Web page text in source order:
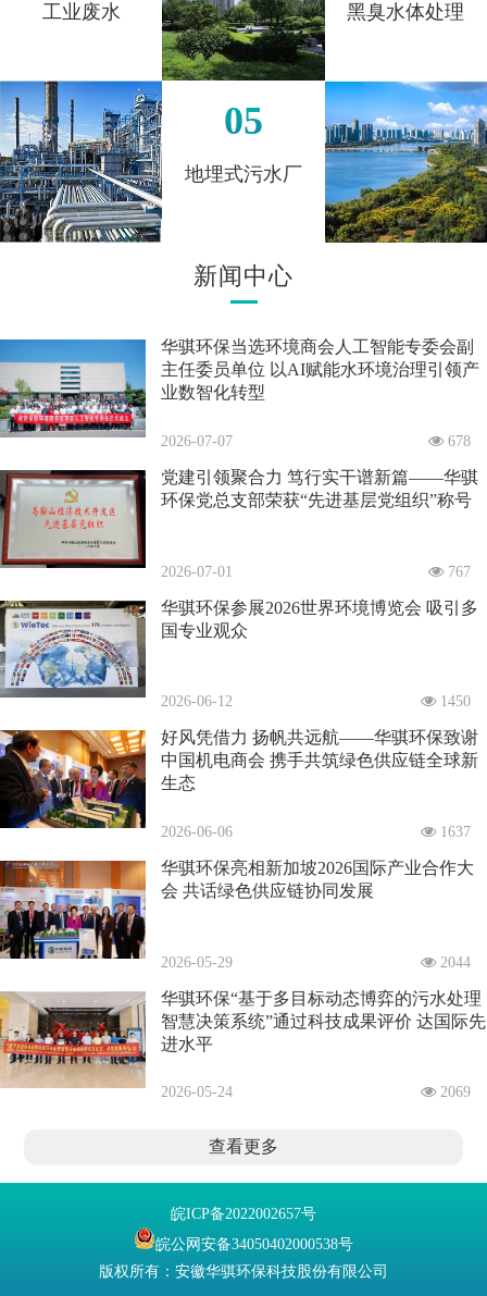
工业废水
05
地埋式污水厂
黑臭水体处理
新闻中心
华骐环保当选环境商会人工智能专委会副
主任委员单位 以AI赋能水环境治理引领产
业数智化转型
2026-07-07 678
党建引领聚合力 笃行实干谱新篇——华骐
环保党总支部荣获“先进基层党组织”称号
2026-07-01 767
华骐环保参展2026世界环境博览会 吸引多
国专业观众
2026-06-12 1450
好风凭借力 扬帆共远航——华骐环保致谢
中国机电商会 携手共筑绿色供应链全球新
生态
2026-06-06 1637
华骐环保亮相新加坡2026国际产业合作大
会 共话绿色供应链协同发展
2026-05-29 2044
华骐环保“基于多目标动态博弈的污水处理
智慧决策系统”通过科技成果评价 达国际先
进水平
2026-05-24 2069
查看更多
皖ICP备2022002657号
皖公网安备34050402000538号
版权所有：安徽华骐环保科技股份有限公司